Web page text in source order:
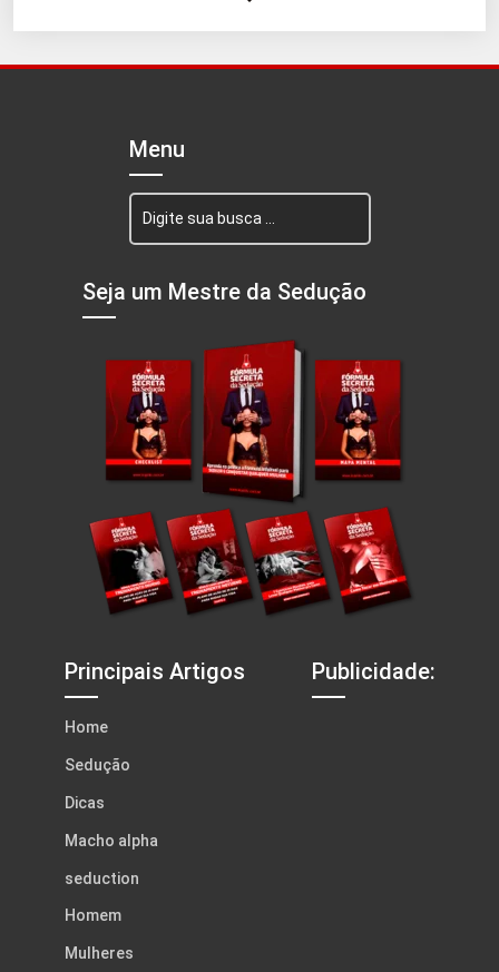
Menu
Seja um Mestre da Sedução
Principais Artigos
Home
Sedução
Dicas
Macho alpha
seduction
Homem
Mulheres
Publicidade: